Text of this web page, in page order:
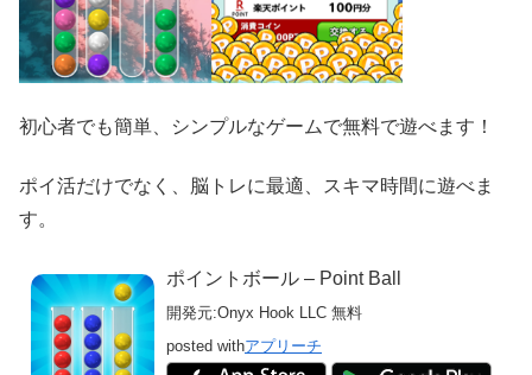
初心者でも簡単、シンプルなゲームで無料で遊べます！
ポイ活だけでなく、脳トレに最適、スキマ時間に遊べま
す。
ポイントボール – Point Ball
開発元:Onyx Hook LLC 無料
posted withアプリーチ